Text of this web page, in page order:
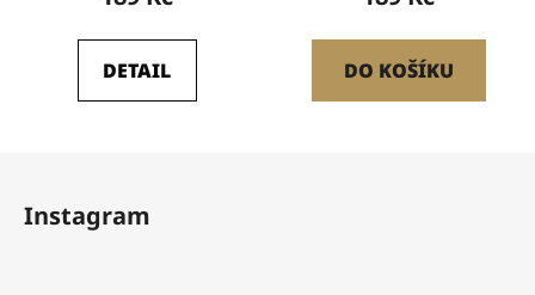
DETAIL DO KOŠÍKU
Instagram